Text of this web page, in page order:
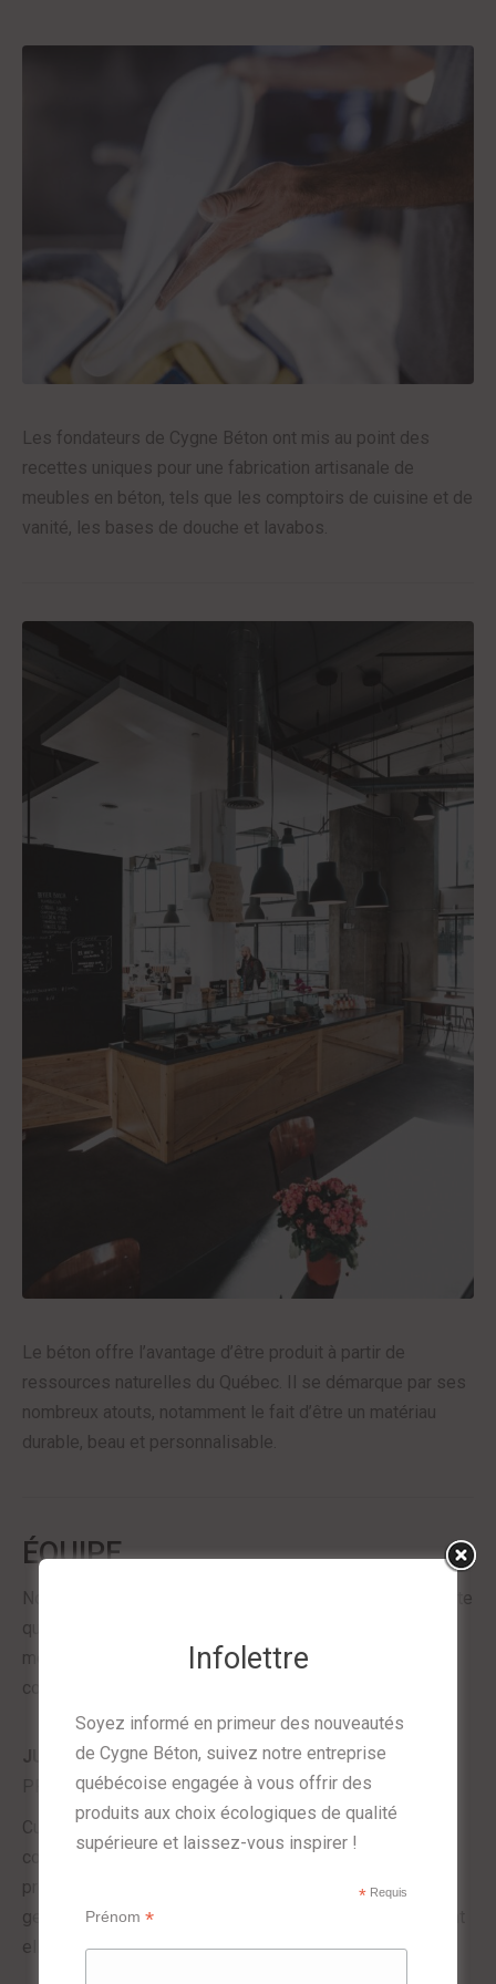
Les fondateurs de Cygne Béton ont mis au point des
recettes uniques pour une fabrication artisanale de
meubles en béton, tels que les comptoirs de cuisine et de
vanité, les bases de douche et lavabos.
Le béton offre l’avantage d’être produit à partir de
ressources naturelles du Québec. Il se démarque par ses
nombreux atouts, notamment le fait d’être un matériau
durable, beau et personnalisable.
ÉQUIPE
Notre entreprise peut compter sur une équipe compétente
qui cumule plusieurs années d’expérience, chaque
membre dans ses champs d’expertise respectifs et
complémentaires.
JUDIVE JEAN-GILLES
PRÉSIDENTE ET GESTIONNAIRE
Cumulant plus de quinze d’expérience en gestion
commerciale, formée au design et chanteuse
professionnelle, Judive Jean-Gilles allie ses talents de
gestionnaire et de créativité au sein de Cygne Béton dont
elle est à l’origine de la création.
Infolettre
Soyez informé en primeur des nouveautés
de Cygne Béton, suivez notre entreprise
québécoise engagée à vous offrir des
produits aux choix écologiques de qualité
supérieure et laissez-vous inspirer !
*Requis
Prénom*